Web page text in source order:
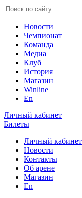
Новости
Чемпионат
Команда
Медиа
Клуб
История
Магазин
Winline
En
Личный кабинет
Билеты
Личный кабинет
Новости
Контакты
Об арене
Магазин
En